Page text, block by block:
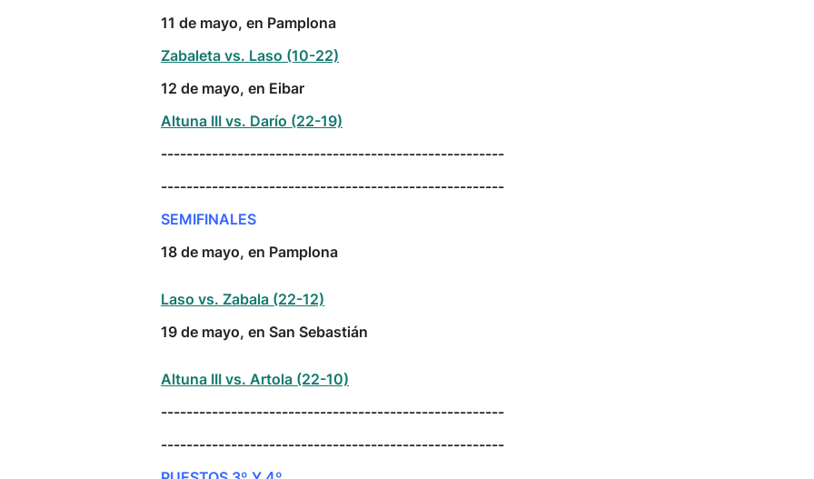
11 de mayo, en Pamplona
Zabaleta vs. Laso (10-22)
12 de mayo, en Eibar
Altuna III vs. Darío (22-19)
------------------------------------------------------
------------------------------------------------------
SEMIFINALES
18 de mayo, en Pamplona
Laso vs. Zabala (22-12)
19 de mayo, en San Sebastián
Altuna III vs. Artola (22-10)
------------------------------------------------------
------------------------------------------------------